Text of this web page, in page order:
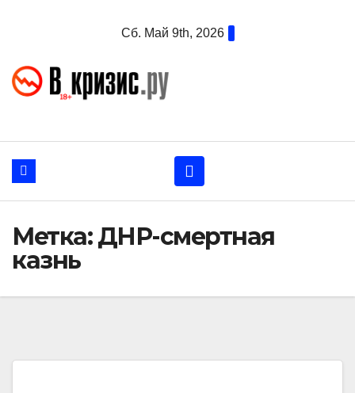
Сб. Май 9th, 2026
Метка:ДНР-смертная
казнь